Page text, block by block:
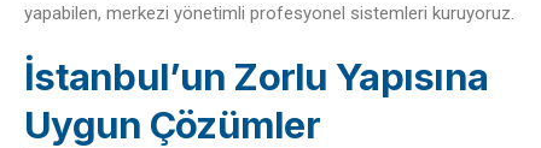
yapabilen, merkezi yönetimli profesyonel sistemleri kuruyoruz.
İstanbul’un Zorlu Yapısına
Uygun Çözümler